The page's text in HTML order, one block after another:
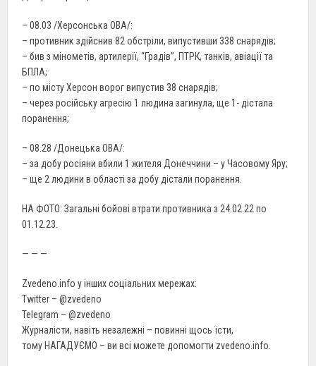
– 08.03 /Херсонська ОВА/:
– противник здійснив 82 обстріли, випустивши 338 снарядів;
– бив з мінометів, артилерії, “Градів”, ПТРК, танків, авіації та
БПЛА;
– по місту Херсон ворог випустив 38 снарядів;
– через російську агресію 1 людина загинула, ще 1- дістала
поранення;
– 08.28 /Донецька ОВА/:
– за добу росіяни вбили 1 жителя Донеччини – у Часовому Яру;
– ще 2 людини в області за добу дістали поранення.
НА ФОТО: Загальні бойові втрати противника з 24.02.22 по
01.12.23.
— — —
Zvedeno.info у інших соціальних мережах:
Twitter – @zvedeno
Telegram – @zvedeno
Журналісти, навіть незалежні – повинні щось їсти,
тому НАГАДУЄМО – ви всі можете допомогти zvedeno.info.